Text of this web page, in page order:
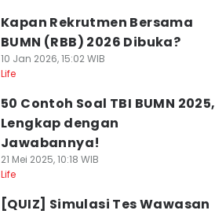
Kapan Rekrutmen Bersama
BUMN (RBB) 2026 Dibuka?
10 Jan 2026, 15:02 WIB
Life
50 Contoh Soal TBI BUMN 2025,
Lengkap dengan
Jawabannya!
21 Mei 2025, 10:18 WIB
Life
[QUIZ] Simulasi Tes Wawasan